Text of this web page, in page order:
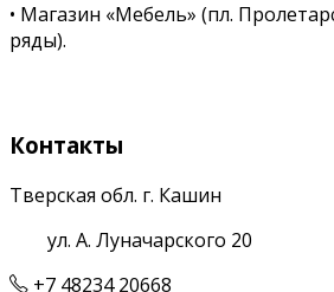
• Магазин «Мебель» (пл.
ряды).
Контакты
Тверская обл. г. Кашин
ул. А. Луначарского 20
+7 48234 20668